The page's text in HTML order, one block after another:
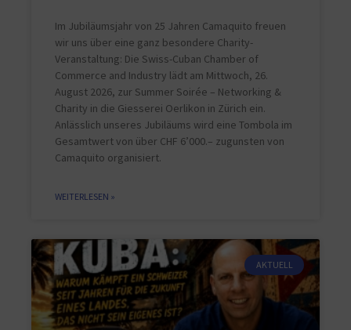
Im Jubiläumsjahr von 25 Jahren Camaquito freuen
wir uns über eine ganz besondere Charity-
Veranstaltung: Die Swiss-Cuban Chamber of
Commerce and Industry lädt am Mittwoch, 26.
August 2026, zur Summer Soirée – Networking &
Charity in die Giesserei Oerlikon in Zürich ein.
Anlässlich unseres Jubiläums wird eine Tombola im
Gesamtwert von über CHF 6’000.– zugunsten von
Camaquito organisiert.
WEITERLESEN »
AKTUELL